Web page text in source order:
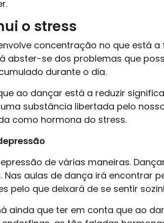
o stress
concentração no que está a
abster-se dos problemas que
durante o dia.
ao dançar está a reduzir
substância libertada pelo
como hormona do stress.
de várias maneiras.
Nas aulas de dança irá encontrar
pelo que deixará de se sentir
ainda que ter em conta que ao